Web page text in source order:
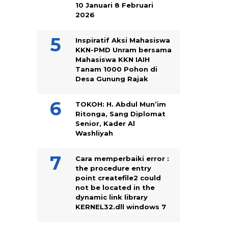
10 Januari 8 Februari
2026
Inspiratif Aksi Mahasiswa
KKN-PMD Unram bersama
Mahasiswa KKN IAIH
Tanam 1000 Pohon di
Desa Gunung Rajak
TOKOH: H. Abdul Mun’im
Ritonga, Sang Diplomat
Senior, Kader Al
Washliyah
Cara memperbaiki error :
the procedure entry
point createfile2 could
not be located in the
dynamic link library
KERNEL32.dll windows 7